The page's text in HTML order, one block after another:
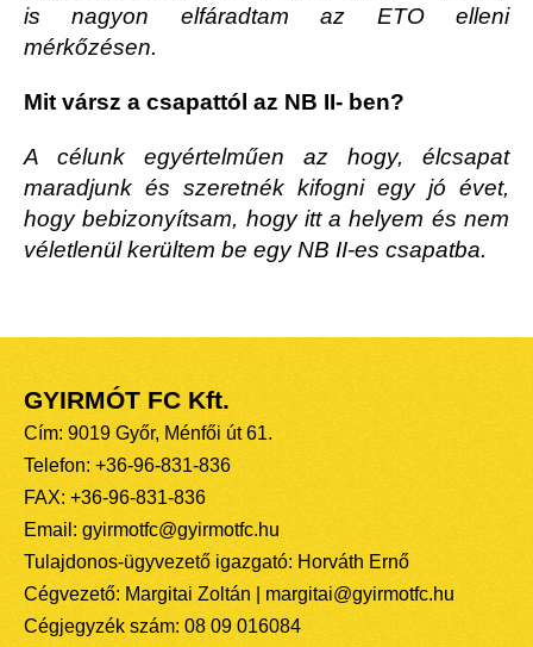
is nagyon elfáradtam az ETO elleni
mérkőzésen.
Mit vársz a csapattól az NB II- ben?
A célunk egyértelműen az hogy, élcsapat
maradjunk és szeretnék kifogni egy jó évet,
hogy bebizonyítsam, hogy itt a helyem és nem
véletlenül kerültem be egy NB II-es csapatba.
GYIRMÓT FC Kft.
Cím: 9019 Győr, Ménfői út 61.
Telefon: +36-96-831-836
FAX: +36-96-831-836
Email: gyirmotfc@gyirmotfc.hu
Tulajdonos-ügyvezető igazgató: Horváth Ernő
Cégvezető: Margitai Zoltán | margitai@gyirmotfc.hu
Cégjegyzék szám: 08 09 016084